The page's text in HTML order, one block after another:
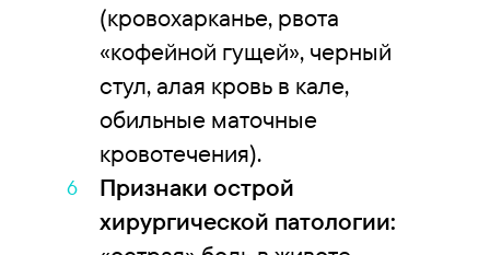
(кровохарканье, рвота
«кофейной гущей», черный
стул, алая кровь в кале,
обильные маточные
кровотечения).
Признаки острой
хирургической патологии: